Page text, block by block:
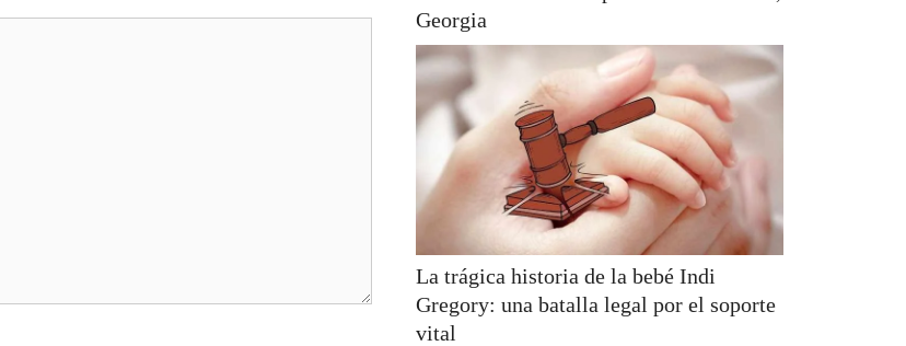
Georgia
La trágica historia de la bebé Indi
Gregory: una batalla legal por el soporte
vital